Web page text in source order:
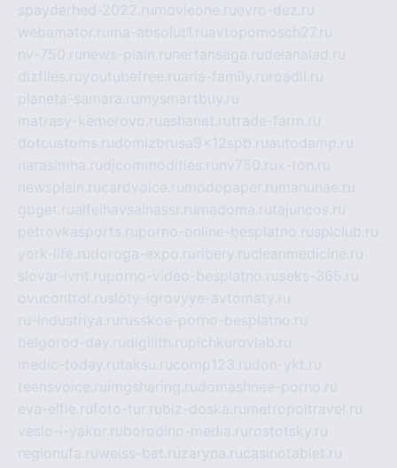
spayderhed-2022.ru movieone.ruevro-dez.ru
webamator.ru ma-absolut1.ruavtopomosch27.ru
nv-750.ru news-plain.ru nertansaga.rudelanalad.ru
dizfiles.ruyoutubefree.ruaria-family.ru roadli.ru
planeta-samara.ru mysmartbuy.ru
matrasy-kemerovo.ruashanet.rutrade-farm.ru
dotcustoms.rudomizbrusa9x12spb.ruautodamp.ru
narasimha.rudjcommodities.ru nv750.rux-ton.ru
newsplain.rucardvoice.ru modopaper.ru manunae.ru
gbget.rualfeihavsalnassr.ru madoma.rutajuncos.ru
petrovkasports.ruporno-online-besplatno.rusplclub.ru
york-life.rudoroga-expo.ru ribery.rucleanmedicine.ru
slovar-ivrit.ruporno-video-besplatno.ruseks-365.ru
ovucontrol.rusloty-igrovyye-avtomaty.ru
ru-industriya.ru russkoe-porno-besplatno.ru
belgorod-day.rudigilith.rupichkurovlab.ru
medic-today.rutaksu.rucomp123.rudon-ykt.ru
teensvoice.ru imgsharing.rudomashnee-porno.ru
eva-elfie.rufoto-tur.rubiz-doska.ru metropoltravel.ru
veslo-i-yakor.ruborodino-media.ru rostotsky.ru
regionufa.ruweiss-bet.ruzaryna.rucasinotablet.ru